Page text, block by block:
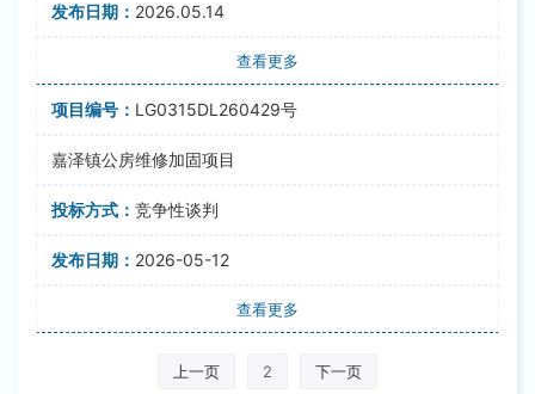
2026.05.14
查看更多
LG0315DL260429号
嘉泽镇公房维修加固项目
竞争性谈判
2026-05-12
查看更多
上一页 2 下一页